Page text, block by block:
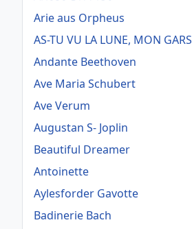
Arie aus Orpheus
AS-TU VU LA LUNE, MON GARS
Andante Beethoven
Ave Maria Schubert
Ave Verum
Augustan S- Joplin
Beautiful Dreamer
Antoinette
Aylesforder Gavotte
Badinerie Bach